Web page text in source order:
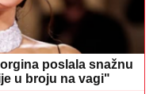
poslala snažnu
u broju na vagi"